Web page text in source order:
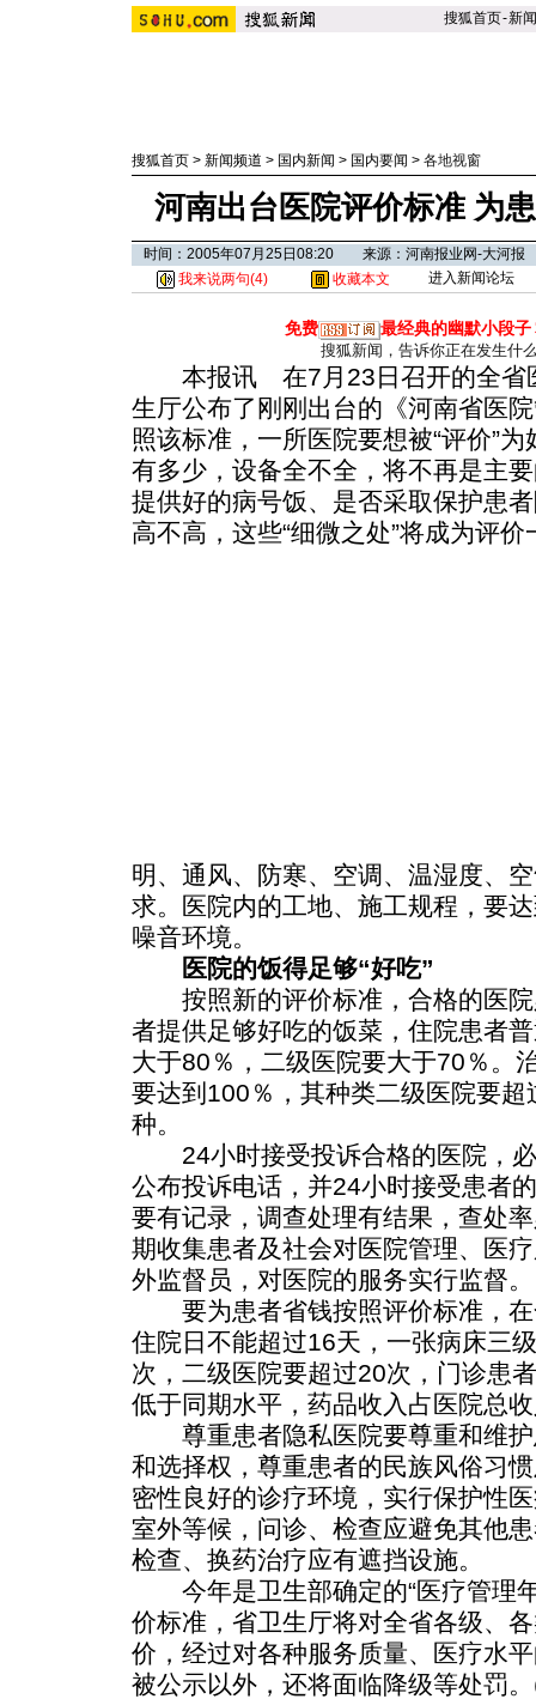
搜狐首页-新闻
搜狐首页 > 新闻频道 > 国内新闻 > 国内要闻 > 各地视窗
河南出台医院评价标准 为
时间：2005年07月25日08:20 来源：河南报业网-大河报
我来说两句(4) 收藏本文 进入新闻论坛
免费 最经典的幽默小段子
搜狐新闻，告诉你正在发生什
本报讯 在7月23日召开的全省
生厅公布了刚刚出台的《河南省医
照该标准，一所医院要想被“评价”
有多少，设备全不全，将不再是主
提供好的病号饭、是否采取保护患
高不高，这些“细微之处”将成为评
明、通风、防寒、空调、温湿度、
求。医院内的工地、施工规程，要
噪音环境。
医院的饭得足够“好吃”
按照新的评价标准，合格的医院
者提供足够好吃的饭菜，住院患者
大于80％，二级医院要大于70％。
要达到100％，其种类二级医院要
种。
24小时接受投诉合格的医院，必
公布投诉电话，并24小时接受患者
要有记录，调查处理有结果，查处
期收集患者及社会对医院管理、医
外监督员，对医院的服务实行监督。
要为患者省钱按照评价标准，在
住院日不能超过16天，一张病床三
次，二级医院要超过20次，门诊患
低于同期水平，药品收入占医院总
尊重患者隐私医院要尊重和维护
和选择权，尊重患者的民族风俗习
密性良好的诊疗环境，实行保护性
室外等候，问诊、检查应避免其他
检查、换药治疗应有遮挡设施。
今年是卫生部确定的“医疗管理
价标准，省卫生厅将对全省各级、
价，经过对各种服务质量、医疗水
被公示以外，还将面临降级等处罚